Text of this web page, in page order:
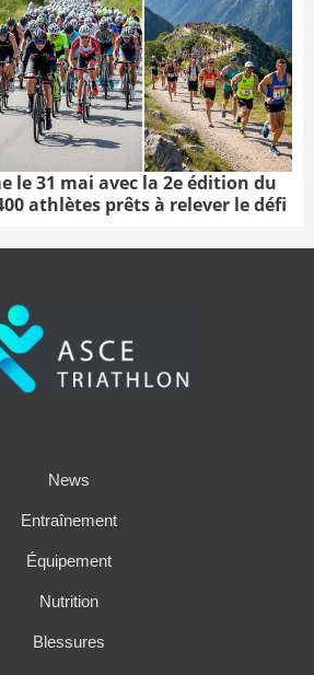
le 31 mai avec la 2e édition du
athlètes prêts à relever le défi
News
Entraînement
Équipement
Nutrition
Blessures